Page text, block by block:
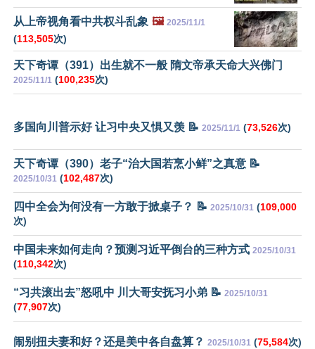
从上帝视角看中共权斗乱象 🖼️ 2025/11/1
(113,505次)
天下奇谭（391）出生就不一般 隋文帝承天命大兴佛门
2025/11/1 (100,235次)
多国向川普示好 让习中央又惧又羡 📝 2025/11/1 (73,526次)
天下奇谭（390）老子“治大国若烹小鲜”之真意 📝
2025/10/31 (102,487次)
四中全会为何没有一方敢于掀桌子？ 📝 2025/10/31 (109,000
次)
中国未来如何走向？预测习近平倒台的三种方式 2025/10/31
(110,342次)
“习共滚出去”怒吼中 川大哥安抚习小弟 📝 2025/10/31
(77,907次)
闹别扭夫妻和好？还是美中各自盘算？ 2025/10/31 (75,584次)